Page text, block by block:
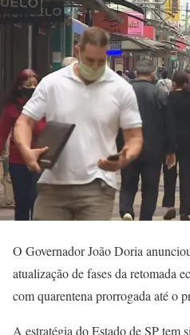
O Governador João Doria
atualização de fases da retomada
com quarentena prorrogada até o
A estratégia do Estado de SP tem